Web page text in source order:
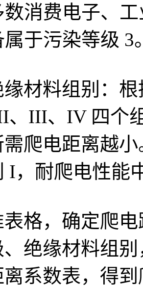
数消费电子、
属于污染等级 3
材料组别：
、III、IV 四个
爬电距离越
I，耐爬电性能
格，确定爬
绝缘材料组
离系数表，得